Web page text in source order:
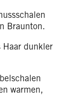
Braunton.
Haar dunkler
warmen,